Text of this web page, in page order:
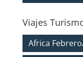
Viajes
Africa